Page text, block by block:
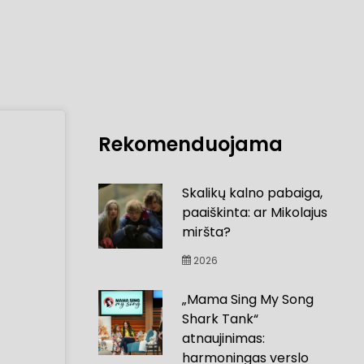
Rekomenduojama
Skalikų kalno pabaiga,
paaiškinta: ar Mikolajus
miršta?
2026
„Mama Sing My Song
Shark Tank“
atnaujinimas:
harmoningas verslo